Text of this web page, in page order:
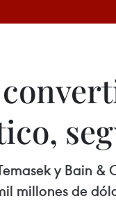
y Bain
millones de